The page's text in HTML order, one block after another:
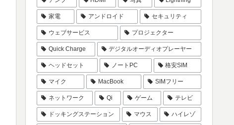
家電 アンドロイド セキュリティ
ウェブサービス プロジェクター
Quick Charge デジタルオーディオプレーヤー
ヘッドセット ノートPC 格安SIM
マイク MacBook SIMフリー
ネットワーク Qi ゲーム テレビ
ドッキングステーション マウス ハイレゾ